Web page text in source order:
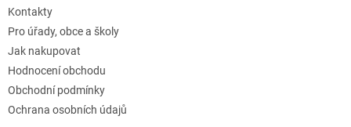
Kontakty
Pro úřady, obce a školy
Jak nakupovat
Hodnocení obchodu
Obchodní podmínky
Ochrana osobních údajů